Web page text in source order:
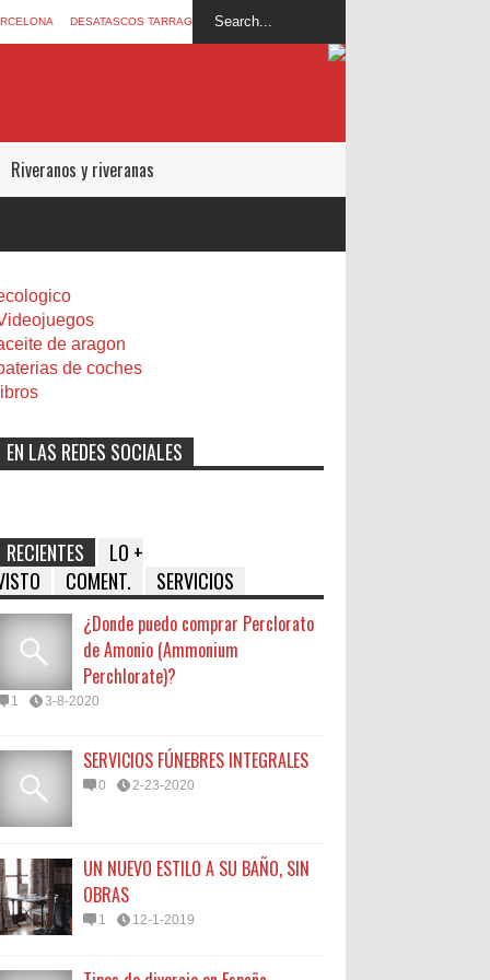
DESATASCOS TARRAGONA
Riveranos y riveranas
de aragon
de coches
libros
EN LAS REDES SOCIALES
RECIENTES
LO +
COMENT. SERVICIOS
¿Donde puedo comprar Perclorato
de Amonio (Ammonium
Perchlorate)?
1 3-8-2020
SERVICIOS FÚNEBRES INTEGRALES
0 2-23-2020
UN NUEVO ESTILO A SU BAÑO, SIN
OBRAS
1 12-1-2019